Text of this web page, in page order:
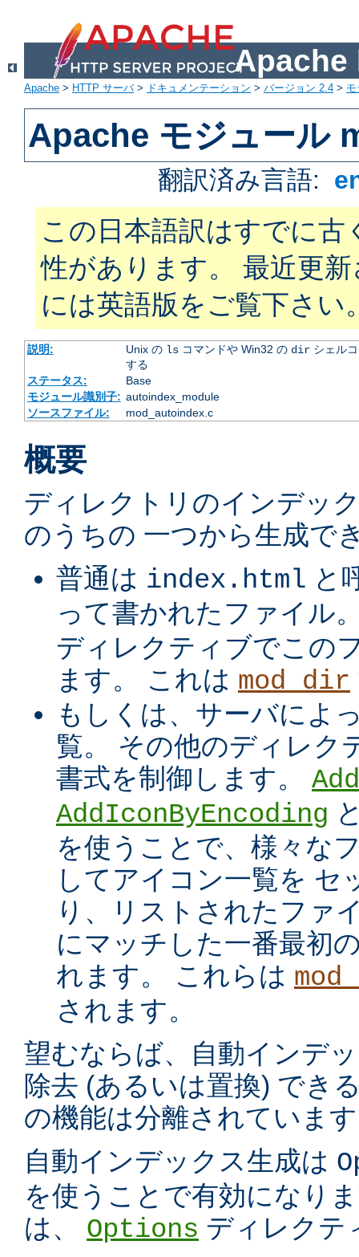
Apache
Apache > HTTP サーバ> ドキュメンテーション > バージョン 2.4 >
Apache モジュール
翻訳済み言語:
この日本語訳はすでに古
性があります。 最近更
には英語版をご覧下さい
説明: Unix の lsコマンドや Win32 の dirシェルコ
する
ステータス:
Base
モジュール識別子: autoindex_module
ソースファイル:
mod_autoindex.c
概要
ディレクトリのインデッ
のうちの 一つから生成で
普通は index.html と
って書かれたファイル
ディレクティブでこの
ます。 これは mod_dir
もしくは、サーバによ
覧。 その他のディレク
書式を制御します。
AddIconByEncoding
を使うことで、様々な
してアイコン一覧を セ
り、リストされたファ
にマッチした一番最初
れます。 これらは
されます。
望むならば、自動インデ
除去 (あるいは置換) でき
の機能は分離されていま
自動インデックス生成は
を使うことで有効になり
は、 Options ディレクテ